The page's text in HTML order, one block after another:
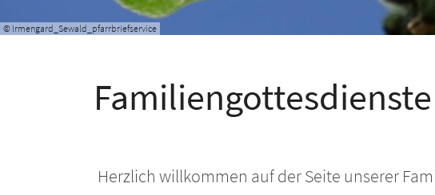
© Irmengard_Sewald_pfarrbriefservice
Familiengottesdienste
Herzlich willkommen auf der Seite unserer